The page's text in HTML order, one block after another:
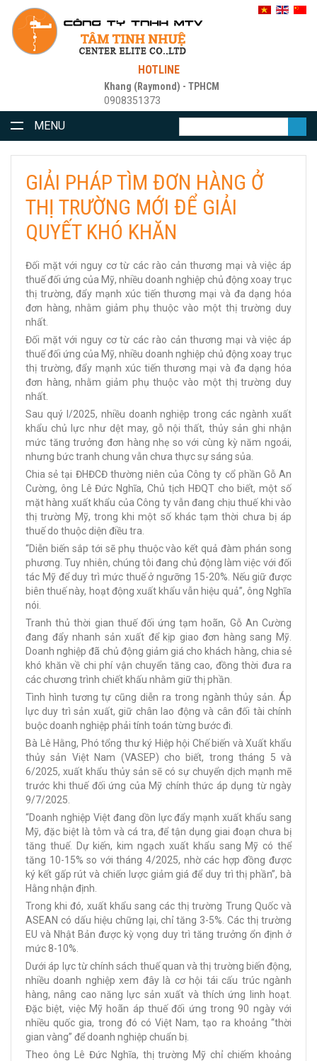
HOTLINE
Khang (Raymond) - TPHCM
0908351373
MENU
GIẢI PHÁP TÌM ĐƠN HÀNG Ở
THỊ TRƯỜNG MỚI ĐỂ GIẢI
QUYẾT KHÓ KHĂN
Đối mặt với nguy cơ từ các rào cản thương mại và việc áp
thuế đối ứng của Mỹ, nhiều doanh nghiệp chủ động xoay trục
thị trường, đẩy mạnh xúc tiến thương mại và đa dạng hóa
đơn hàng, nhằm giảm phụ thuộc vào một thị trường duy
nhất.
Đối mặt với nguy cơ từ các rào cản thương mại và việc áp
thuế đối ứng của Mỹ, nhiều doanh nghiệp chủ động xoay trục
thị trường, đẩy mạnh xúc tiến thương mại và đa dạng hóa
đơn hàng, nhằm giảm phụ thuộc vào một thị trường duy
nhất.
Sau quý I/2025, nhiều doanh nghiệp trong các ngành xuất
khẩu chủ lực như dệt may, gỗ nội thất, thủy sản ghi nhận
mức tăng trưởng đơn hàng nhẹ so với cùng kỳ năm ngoái,
nhưng bức tranh chung vẫn chưa thực sự sáng sủa.
Chia sẻ tại ĐHĐCĐ thường niên của Công ty cổ phần Gỗ An
Cường, ông Lê Đức Nghĩa, Chủ tịch HĐQT cho biết, một số
mặt hàng xuất khẩu của Công ty vẫn đang chịu thuế khi vào
thị trường Mỹ, trong khi một số khác tạm thời chưa bị áp
thuế do thuộc diện điều tra.
“Diễn biến sắp tới sẽ phụ thuộc vào kết quả đàm phán song
phương. Tuy nhiên, chúng tôi đang chủ động làm việc với đối
tác Mỹ để duy trì mức thuế ở ngưỡng 15-20%. Nếu giữ được
biên thuế này, hoạt động xuất khẩu vẫn hiệu quả”, ông Nghĩa
nói.
Tranh thủ thời gian thuế đối ứng tạm hoãn, Gỗ An Cường
đang đẩy nhanh sản xuất để kịp giao đơn hàng sang Mỹ.
Doanh nghiệp đã chủ động giảm giá cho khách hàng, chia sẻ
khó khăn về chi phí vận chuyển tăng cao, đồng thời đưa ra
các chương trình chiết khấu nhằm giữ thị phần.
Tình hình tương tự cũng diễn ra trong ngành thủy sản. Áp
lực duy trì sản xuất, giữ chân lao động và cân đối tài chính
buộc doanh nghiệp phải tính toán từng bước đi.
Bà Lê Hằng, Phó tổng thư ký Hiệp hội Chế biến và Xuất khẩu
thủy sản Việt Nam (VASEP) cho biết, trong tháng 5 và
6/2025, xuất khẩu thủy sản sẽ có sự chuyển dịch mạnh mẽ
trước khi thuế đối ứng của Mỹ chính thức áp dụng từ ngày
9/7/2025.
“Doanh nghiệp Việt đang dồn lực đẩy mạnh xuất khẩu sang
Mỹ, đặc biệt là tôm và cá tra, để tận dụng giai đoạn chưa bị
tăng thuế. Dự kiến, kim ngạch xuất khẩu sang Mỹ có thể
tăng 10-15% so với tháng 4/2025, nhờ các hợp đồng được
ký kết gấp rút và chiến lược giảm giá để duy trì thị phần”, bà
Hằng nhận định.
Trong khi đó, xuất khẩu sang các thị trường Trung Quốc và
ASEAN có dấu hiệu chững lại, chỉ tăng 3-5%. Các thị trường
EU và Nhật Bản được kỳ vọng duy trì tăng trưởng ổn định ở
mức 8-10%.
Dưới áp lực từ chính sách thuế quan và thị trường biến động,
nhiều doanh nghiệp xem đây là cơ hội tái cấu trúc ngành
hàng, nâng cao năng lực sản xuất và thích ứng linh hoạt.
Đặc biệt, việc Mỹ hoãn áp thuế đối ứng trong 90 ngày với
nhiều quốc gia, trong đó có Việt Nam, tạo ra khoảng “thời
gian vàng” để doanh nghiệp chuẩn bị.
Theo ông Lê Đức Nghĩa, thị trường Mỹ chỉ chiếm khoảng